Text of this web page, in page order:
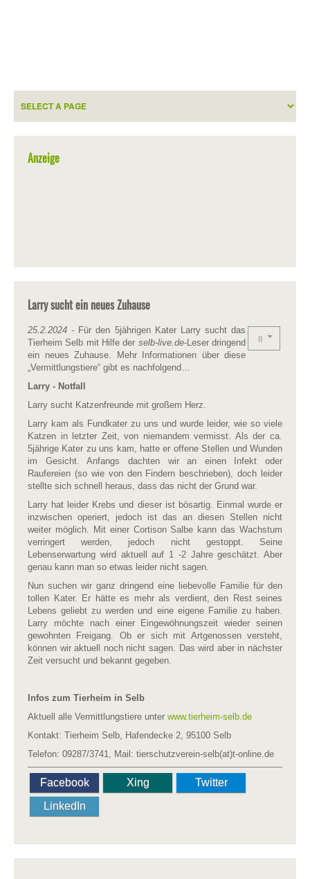
Anzeige
Larry sucht ein neues Zuhause
25.2.2024 - Für den 5jährigen Kater Larry sucht das
Tierheim Selb mit Hilfe der selb-live.de-Leser dringend
ein neues Zuhause. Mehr Informationen über diese
„Vermittlungstiere“ gibt es nachfolgend…
Larry - Notfall
Larry sucht Katzenfreunde mit großem Herz.
Larry kam als Fundkater zu uns und wurde leider, wie so viele
Katzen in letzter Zeit, von niemandem vermisst. Als der ca.
5jährige Kater zu uns kam, hatte er offene Stellen und Wunden
im Gesicht. Anfangs dachten wir an einen Infekt oder
Raufereien (so wie von den Findern beschrieben), doch leider
stellte sich schnell heraus, dass das nicht der Grund war.
Larry hat leider Krebs und dieser ist bösartig. Einmal wurde er
inzwischen operiert, jedoch ist das an diesen Stellen nicht
weiter möglich. Mit einer Cortison Salbe kann das Wachstum
verringert werden, jedoch nicht gestoppt. Seine
Lebenserwartung wird aktuell auf 1 -2 Jahre geschätzt. Aber
genau kann man so etwas leider nicht sagen.
Nun suchen wir ganz dringend eine liebevolle Familie für den
tollen Kater. Er hätte es mehr als verdient, den Rest seines
Lebens geliebt zu werden und eine eigene Familie zu haben.
Larry möchte nach einer Eingewöhnungszeit wieder seinen
gewohnten Freigang. Ob er sich mit Artgenossen versteht,
können wir aktuell noch nicht sagen. Das wird aber in nächster
Zeit versucht und bekannt gegeben.
Infos zum Tierheim in Selb
Aktuell alle Vermittlungstiere unter www.tierheim-selb.de
Kontakt: Tierheim Selb, Hafendecke 2, 95100 Selb
Telefon: 09287/3741, Mail: tierschutzverein-selb(at)t-online.de
Facebook Xing
Twitter
LinkedIn